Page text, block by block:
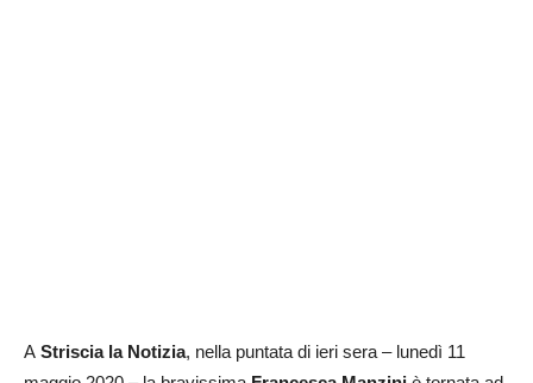
A Striscia la Notizia, nella puntata di ieri sera – lunedì 11